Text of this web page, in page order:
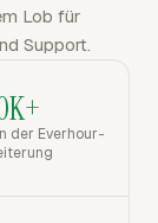
Lob für
Support.
der Everhour-